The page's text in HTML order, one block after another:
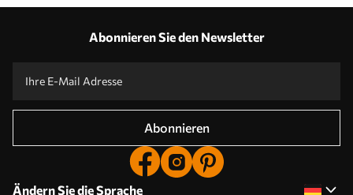
Abonnieren Sie den Newsletter
Abonnieren
Ändern Sie die Sprache